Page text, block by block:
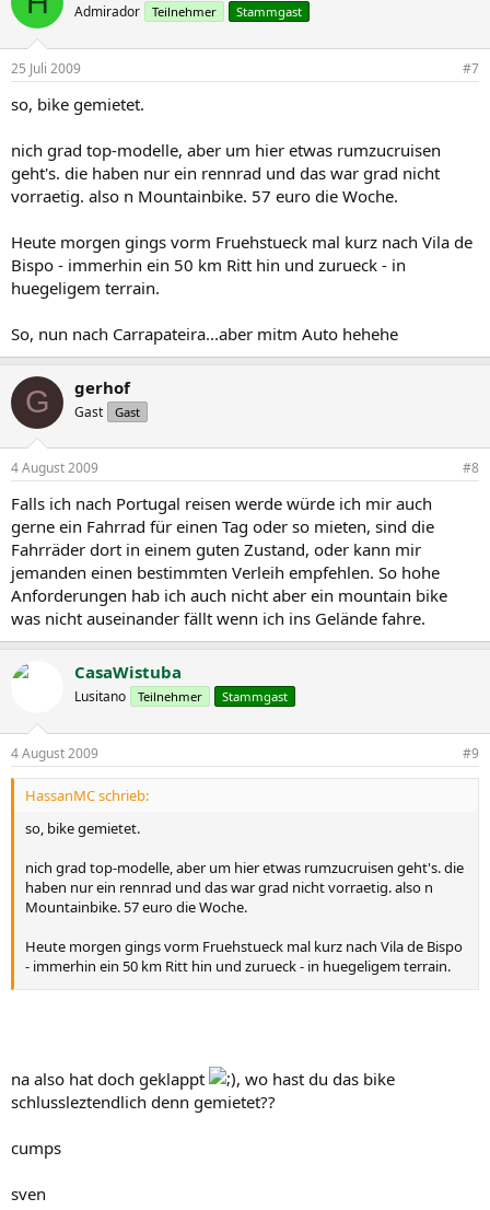
Admirador Teilnehmer Stammgast
25 Juli 2009 #7
so, bike gemietet.
nich grad top-modelle, aber um hier etwas rumzucruisen
geht's. die haben nur ein rennrad und das war grad nicht
vorraetig. also n Mountainbike. 57 euro die Woche.
Heute morgen gings vorm Fruehstueck mal kurz nach Vila de
Bispo - immerhin ein 50 km Ritt hin und zurueck - in
huegeligem terrain.
So, nun nach Carrapateira...aber mitm Auto hehehe
G gerhof
Gast Gast
4 August 2009 #8
Falls ich nach Portugal reisen werde würde ich mir auch
gerne ein Fahrrad für einen Tag oder so mieten, sind die
Fahrräder dort in einem guten Zustand, oder kann mir
jemanden einen bestimmten Verleih empfehlen. So hohe
Anforderungen hab ich auch nicht aber ein mountain bike
was nicht auseinander fällt wenn ich ins Gelände fahre.
CasaWistuba
Lusitano Teilnehmer Stammgast
4 August 2009 #9
HassanMC schrieb:
so, bike gemietet.
nich grad top-modelle, aber um hier etwas rumzucruisen geht's. die
haben nur ein rennrad und das war grad nicht vorraetig. also n
Mountainbike. 57 euro die Woche.
Heute morgen gings vorm Fruehstueck mal kurz nach Vila de Bispo
- immerhin ein 50 km Ritt hin und zurueck - in huegeligem terrain.
na also hat doch geklappt
, wo hast du das bike
schlussleztendlich denn gemietet??
cumps
sven